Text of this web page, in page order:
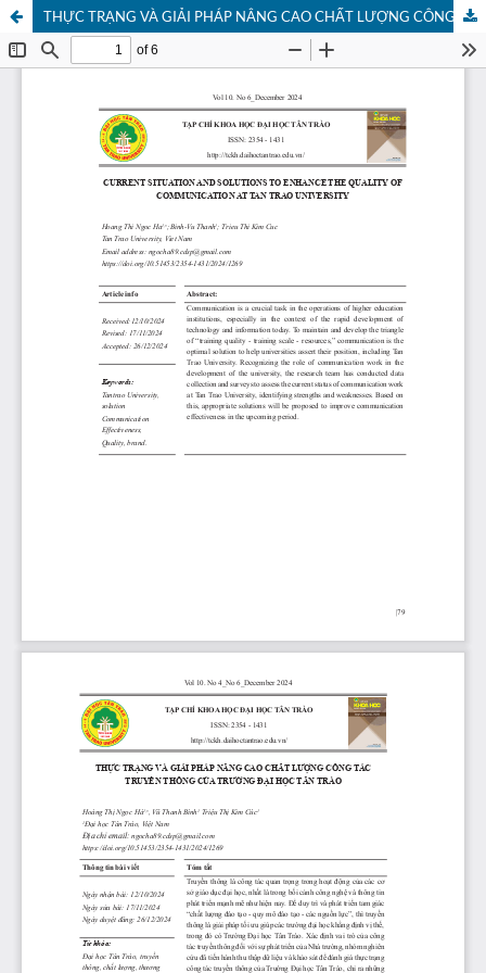
THỰC TRẠNG VÀ GIẢI PHÁP NÂNG CAO CHẤT LƯỢNG CÔNG TÁC TRUYỀN THÔNG CỦA TRƯỜNG ĐẠI HỌC TÂN TRÀO